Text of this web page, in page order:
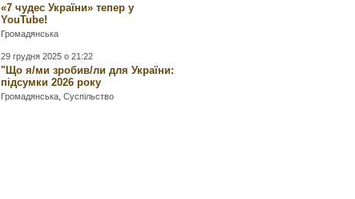
«7 чудес України» тепер у
YouTube!
Громадянська
29 грудня 2025 о 21:22
"Що я/ми зробив/ли для України:
підсумки 2026 року
Громадянська ,Суспільство